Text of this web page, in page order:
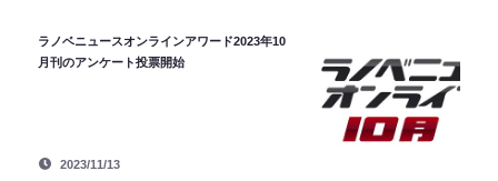
ラノベニュースオンラインアワード2023年10
月刊のアンケート投票開始
2023/11/13